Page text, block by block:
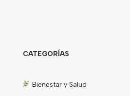
CATEGORÍAS
Bienestar y Salud